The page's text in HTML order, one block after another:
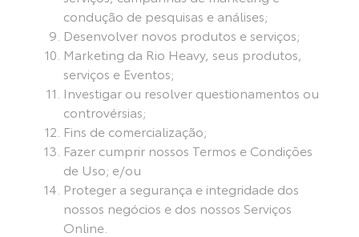
condução de pesquisas e análises;
Desenvolver novos produtos e serviços;
Marketing da Rio Heavy, seus produtos,
serviços e Eventos;
Investigar ou resolver questionamentos ou
controvérsias;
Fins de comercialização;
Fazer cumprir nossos Termos e Condições
de Uso; e/ou
Proteger a segurança e integridade dos
nossos negócios e dos nossos Serviços
Online.